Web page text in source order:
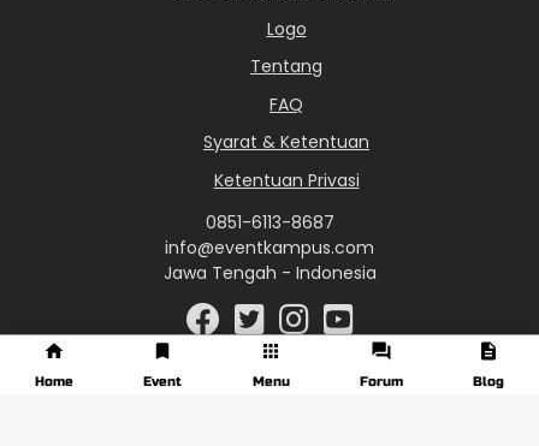
Logo
Tentang
FAQ
Syarat & Ketentuan
Ketentuan Privasi
0851-6113-8687
info@eventkampus.com
Jawa Tengah - Indonesia
Home Event Menu Forum Blog